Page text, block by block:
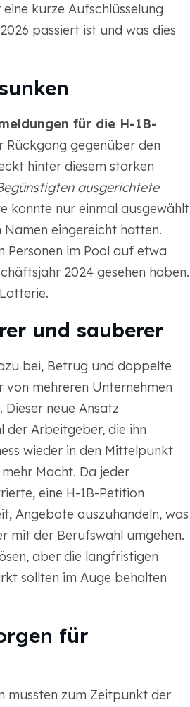
kurze Aufschlüsselung
passiert ist und was dies
für die H-1B-
gegenüber den
hinter diesem starken
ausgerichtete
konnte nur einmal ausgewählt
eingereicht hatten.
Personen im Pool auf etwa
2024 gesehen haben.
und sauberer
bei, Betrug und doppelte
mehreren Unternehmen
neue Ansatz
der Arbeitgeber, die ihn
wieder in den Mittelpunkt
Macht. Da jeder
eine H-1B-Petition
Angebote auszuhandeln, was
mit der Berufswahl umgehen.
aber die langfristigen
sollten im Auge behalten
für
mussten zum Zeitpunkt der